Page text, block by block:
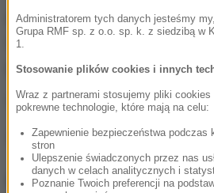
Ksiądz został tymczasowo
Okręgowy uchylił areszt i
poręczenie majątkowe.
(ug)
Źródło: RMF FM/PAP
NAJWAŻNIEJSZE
Administratorem tych danych jesteśmy
Grupa RMF sp. z o.o. sp. k. z siedzibą w
1.
Stosowanie plików cookies i innych
Wraz z partnerami stosujemy pliki
pokrewne technologie, które mają na celu:
Zapewnienie bezpieczeństwa podczas
stron
Ulepszenie świadczonych przez nas
danych w celach analitycznych i
Poznanie Twoich preferencji na